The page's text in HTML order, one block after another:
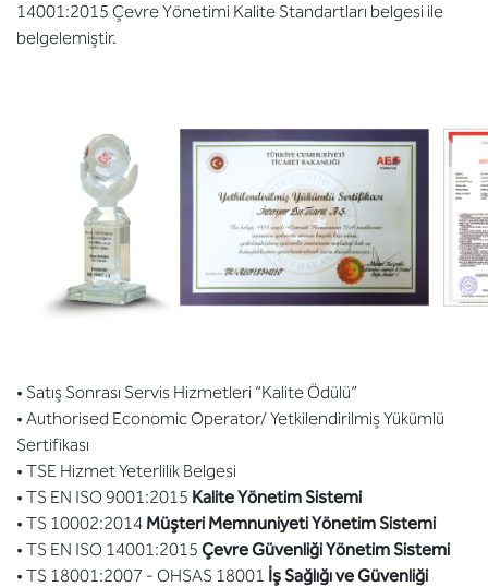
14001:2015 Çevre Yönetimi Kalite Standartları belgesi ile
belgelemiştir.
• Satış Sonrası Servis Hizmetleri “Kalite Ödülü”
• Authorised Economic Operator/ Yetkilendirilmiş Yükümlü
Sertifikası
• TSE Hizmet Yeterlilik Belgesi
• TS EN ISO 9001:2015 Kalite Yönetim Sistemi
• TS 10002:2014 Müşteri Memnuniyeti Yönetim Sistemi
• TS EN ISO 14001:2015 Çevre Güvenliği Yönetim Sistemi
• TS 18001:2007 - OHSAS 18001 İş Sağlığı ve Güvenliği